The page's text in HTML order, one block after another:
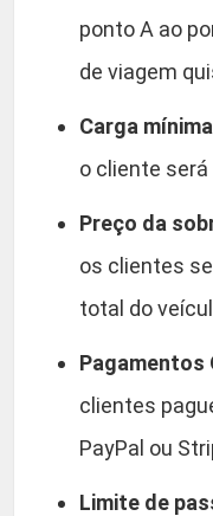
ponto A ao
de viagem
Carga
o cliente
Preço da
os clientes
total do
Pagamentos
clientes
PayPal ou
Limite de